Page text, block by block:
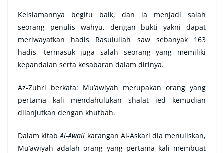
Keislamannya begitu baik, dan ia menjadi salah
seorang penulis wahyu, dengan bukti yakni dapat
meriwayatkan hadis Rasulullah saw sebanyak 163
hadis, termasuk juga salah seorang yang memiliki
kepandaian serta kesabaran dalam dirinya.
Az-Zuhri berkata: Mu’awiyah merupakan orang yang
pertama kali mendahulukan shalat ied kemudian
dilanjutkan dengan khutbah.
Dalam kitabAl-Awail karangan Al-Askari dia menuliskan,
Mu’awiyah adalah orang yang pertama kali membuat